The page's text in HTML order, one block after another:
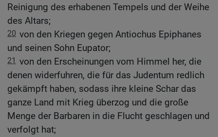
Reinigung des erhabenen Tempels und der Weihe
des Altars;
20 von den Kriegen gegen Antiochus Epiphanes
und seinen Sohn Eupator;
21 von den Erscheinungen vom Himmel her, die
denen widerfuhren, die für das Judentum redlich
gekämpft haben, sodass ihre kleine Schar das
ganze Land mit Krieg überzog und die große
Menge der Barbaren in die Flucht geschlagen und
verfolgt hat;